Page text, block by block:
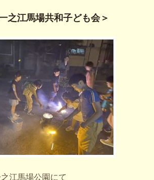
之江馬場共和子ども会＞
江馬場公園にて